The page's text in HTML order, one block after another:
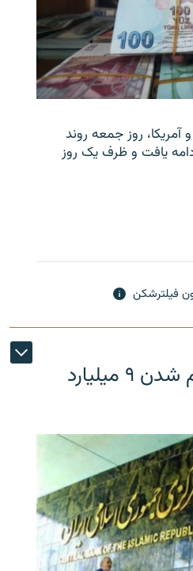
آمریکا، روز جمعه روند
یافت و ظرف یک روز
فیلترشکن
بانک مرکزی ایران گم شدن ۹ میلیارد